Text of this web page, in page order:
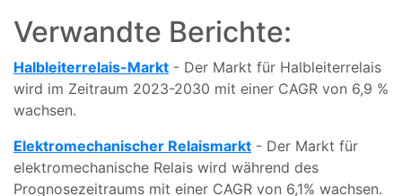
Verwandte Berichte:
Halbleiterrelais-Markt - Der Markt für Halbleiterrelais
wird im Zeitraum 2023-2030 mit einer CAGR von 6,9 %
wachsen.
Elektromechanischer Relaismarkt - Der Markt für
elektromechanische Relais wird während des
Prognosezeitraums mit einer CAGR von 6,1% wachsen.